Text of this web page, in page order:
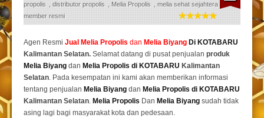
propolis ,distributor propolis ,Melia Propolis ,melia sehat sejahtera
member resmi
Agen Resmi Jual Melia Propolis dan Melia Biyang Di KOTABARU
Kalimantan Selatan. Selamat datang di pusat penjualan produk
Melia Biyang dan Melia Propolis di KOTABARU Kalimantan
Selatan. Pada kesempatan ini kami akan memberikan informasi
tentang penjualan Melia Biyang dan Melia Propolis di KOTABARU
Kalimantan Selatan. Melia Propolis Dan Melia Biyang sudah tidak
asing lagi bagi masyarakat kota dan pedesaan.